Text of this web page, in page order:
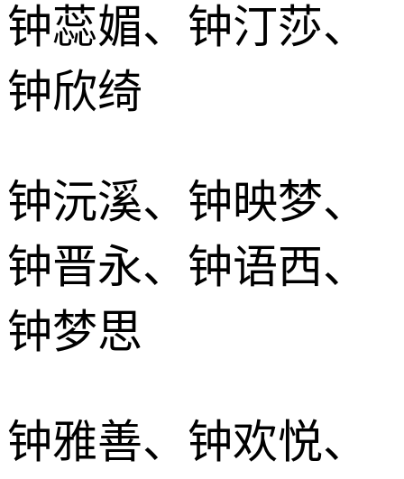
钟蕊媚、钟汀莎、
钟欣绮
钟沅溪、钟映梦、
钟晋永、钟语西、
钟梦思
钟雅善、钟欢悦、